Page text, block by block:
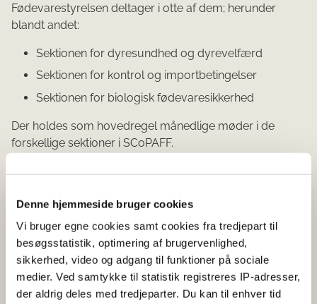
Denne hjemmeside bruger cookies
Vi bruger egne cookies samt cookies fra tredjepart til
besøgsstatistik, optimering af brugervenlighed,
sikkerhed, video og adgang til funktioner på sociale
medier. Ved samtykke til statistik registreres IP-adresser,
der aldrig deles med tredjeparter. Du kan til enhver tid
Fødevarestyrelsen deltager i otte af dem; herunder
blandt andet:
Sektionen for dyresundhed og dyrevelfærd
Sektionen for kontrol og importbetingelser
Sektionen for biologisk fødevaresikkerhed
Der holdes som hovedregel månedlige møder i de
forskellige sektioner i SCoPAFF.
Læs mere
Læs om SCoPAFF og find dagsordener og
korte referater fra de enkelte møder her
(food.ec.europa.eu)